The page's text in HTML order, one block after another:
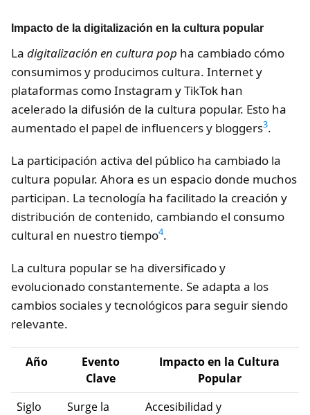
Impacto de la digitalización en la cultura popular
La digitalización en cultura pop ha cambiado cómo
consumimos y producimos cultura. Internet y
plataformas como Instagram y TikTok han
acelerado la difusión de la cultura popular. Esto ha
aumentado el papel de influencers y bloggers3.
La participación activa del público ha cambiado la
cultura popular. Ahora es un espacio donde muchos
participan. La tecnología ha facilitado la creación y
distribución de contenido, cambiando el consumo
cultural en nuestro tiempo4.
La cultura popular se ha diversificado y
evolucionado constantemente. Se adapta a los
cambios sociales y tecnológicos para seguir siendo
relevante.
Año
Evento
Clave
Impacto en la Cultura
Popular
Siglo
Surge la
Accesibilidad y